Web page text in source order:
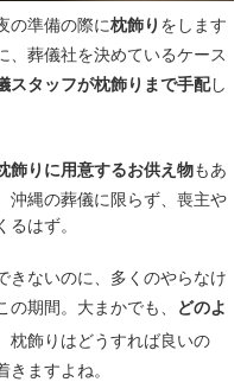
の準備の際に枕飾り をします
、葬儀社を決めているケース
スタッフが枕飾りまで手配し
飾りに用意するお供え物もあ
沖縄の葬儀に限らず、喪主や
はず。
きないのに、多くのやらなけ
期間。大まかでも、
どのよ
枕飾りはどうすれば良いの
ますよね。